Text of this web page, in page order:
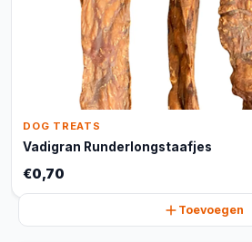
DOG TREATS
Vadigran Runderlongstaafjes
€0,70
Toevoegen